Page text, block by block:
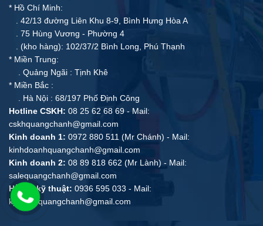
* Hồ Chí Minh:
. 42/13 đường Liên Khu 8-9, Bình Hưng Hòa A
. 75 Hùng Vương - Phường 4
. (kho hàng): 102/37/2 Bình Long, Phú Thạnh
* Miền Trung:
. Quảng Ngãi : Tịnh Khê
* Miền Bắc :
. Hà Nội : 68/197 Phố Định Công
Hotline CSKH: 08 25 62 68 69 - Mail:
cskhquangchanh@gmail.com
Kinh doanh 1: 0972 880 511 (Mr Chánh) - Mail:
kinhdoanhquangchanh@gmail.com
Kinh doanh 2: 08 89 818 662 (Mr Lành) - Mail:
salequangchanh@gmail.com
Hỗ trợ kỹ thuật: 0936 595 033 - Mail:
kythuat.quangchanh@gmail.com